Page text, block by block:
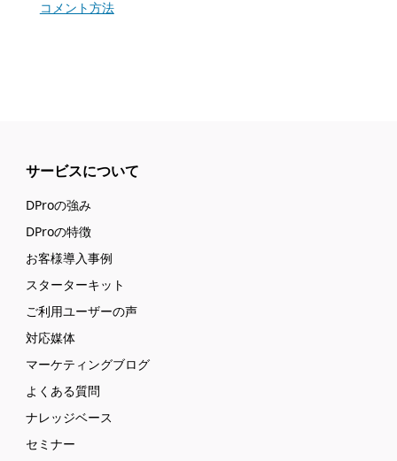
コメント方法
サービスについて
DProの強み
DProの特徴
お客様導入事例
スターターキット
ご利用ユーザーの声
対応媒体
マーケティングブログ
よくある質問
ナレッジベース
セミナー